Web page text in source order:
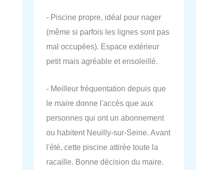
- Piscine propre, idéal pour nager
(même si parfois les lignes sont pas
mal occupées). Espace extérieur
petit mais agréable et ensoleillé.
- Meilleur fréquentation depuis que
le maire donne l'accès que aux
personnes qui ont un abonnement
ou habitent Neuilly-sur-Seine. Avant
l'été, cette piscine attirée toute la
racaille. Bonne décision du maire.